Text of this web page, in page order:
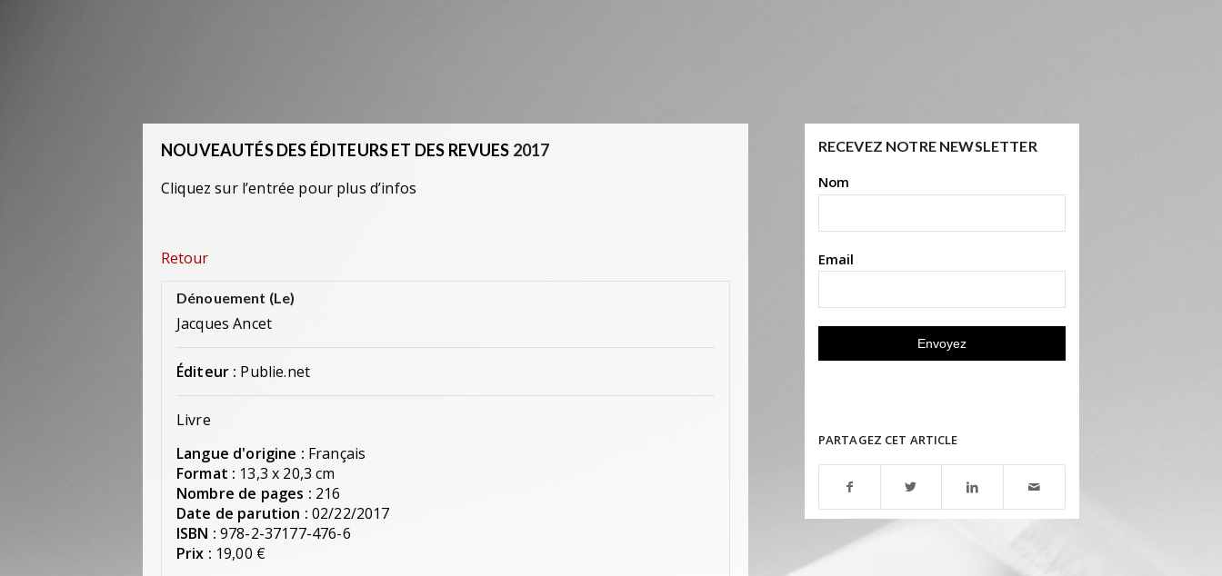
NOUVEAUTÉS DES ÉDITEURS ET DES REVUES 2017
Cliquez sur l’entrée pour plus d’infos
Retour
Dénouement (Le)
Jacques Ancet
Éditeur : Publie.net
Livre
Langue d'origine : Français
Format : 13,3 x 20,3 cm
Nombre de pages : 216
Date de parution : 02/22/2017
ISBN : 978-2-37177-476-6
Prix : 19,00 €
RECEVEZ NOTRE NEWSLETTER
Nom
Email
PARTAGEZ CET ARTICLE